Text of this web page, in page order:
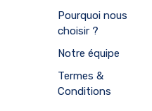
Pourquoi nous
choisir ?
Notre équipe
Termes &
Conditions